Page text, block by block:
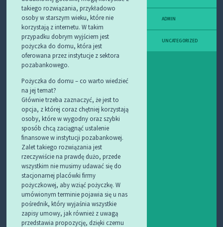
takiego rozwiązania, przykładowo
osoby w starszym wieku, które nie
korzystają z internetu. W takim
przypadku dobrym wyjściem jest
pożyczka do domu, która jest
oferowana przez instytucje z sektora
pozabankowego.
Pożyczka do domu – co warto wiedzieć
na jej temat?
Głównie trzeba zaznaczyć, że jest to
opcja, z której coraz chętniej korzystają
osoby, które w wygodny oraz szybki
sposób chcą zaciągnąć ustalenie
finansowe w instytucji pozabankowej.
Zalet takiego rozwiązania jest
rzeczywiście na prawdę dużo, przede
wszystkim nie musimy udawać się do
stacjonarnej placówki firmy
pożyczkowej, aby wziąć pożyczkę. W
umówionym terminie pojawia się u nas
pośrednik, który wyjaśnia wszystkie
zapisy umowy, jak również z uwagą
przedstawia propozycję, dzięki czemu
ADMIN
UNCATEGORIZED